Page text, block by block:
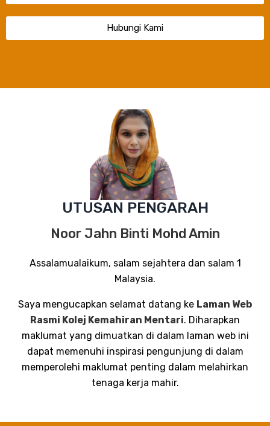
Hubungi Kami
UTUSAN PENGARAH
Noor Jahn Binti Mohd Amin
Assalamualaikum, salam sejahtera dan salam 1
Malaysia.
Saya mengucapkan selamat datang ke Laman Web
Rasmi Kolej Kemahiran Mentari. Diharapkan
maklumat yang dimuatkan di dalam laman web ini
dapat memenuhi inspirasi pengunjung di dalam
memperolehi maklumat penting dalam melahirkan
tenaga kerja mahir.